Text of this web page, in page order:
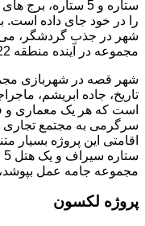
ستاره و 5
را در خود جای داده است.
شهر در جذب گردشگر، می
مجموعه در آینده منطقه 22 تهران متصور شد.
تاریخ، جاده ابریشم،
است که هر یک معماری و
سرگرمی به مجتمع
مجموعه جامه عمل
پروژه لکسون